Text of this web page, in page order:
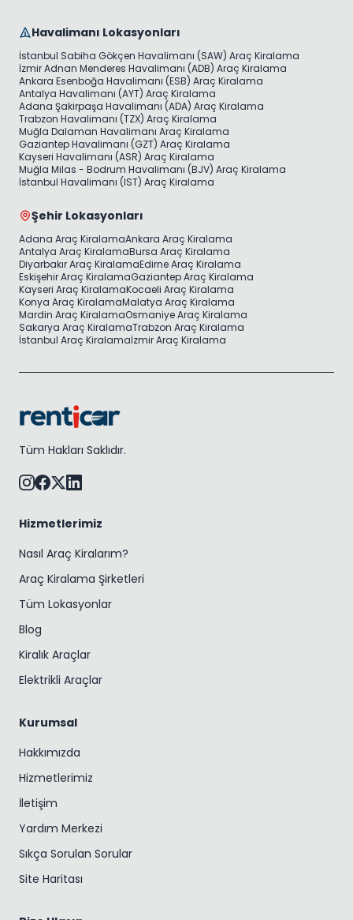
Havalimanı Lokasyonları
İstanbul Sabiha Gökçen Havalimanı (SAW) Araç Kiralama
İzmir Adnan Menderes Havalimanı (ADB) Araç Kiralama
Ankara Esenboğa Havalimanı (ESB) Araç Kiralama
Antalya Havalimanı (AYT) Araç Kiralama
Adana Şakirpaşa Havalimanı (ADA) Araç Kiralama
Trabzon Havalimanı (TZX) Araç Kiralama
Muğla Dalaman Havalimanı Araç Kiralama
Gaziantep Havalimanı (GZT) Araç Kiralama
Kayseri Havalimanı (ASR) Araç Kiralama
Muğla Milas - Bodrum Havalimanı (BJV) Araç Kiralama
İstanbul Havalimanı (IST) Araç Kiralama
Şehir Lokasyonları
Adana Araç KiralamaAnkara Araç Kiralama
Antalya Araç KiralamaBursa Araç Kiralama
Diyarbakır Araç KiralamaEdirne Araç Kiralama
Eskişehir Araç KiralamaGaziantep Araç Kiralama
Kayseri Araç KiralamaKocaeli Araç Kiralama
Konya Araç KiralamaMalatya Araç Kiralama
Mardin Araç KiralamaOsmaniye Araç Kiralama
Sakarya Araç KiralamaTrabzon Araç Kiralama
İstanbul Araç Kiralamaİzmir Araç Kiralama
Tüm Hakları Saklıdır.
Hizmetlerimiz
Nasıl Araç Kiralarım?
Araç Kiralama Şirketleri
Tüm Lokasyonlar
Blog
Kiralık Araçlar
Elektrikli Araçlar
Kurumsal
Hakkımızda
Hizmetlerimiz
İletişim
Yardım Merkezi
Sıkça Sorulan Sorular
Site Haritası